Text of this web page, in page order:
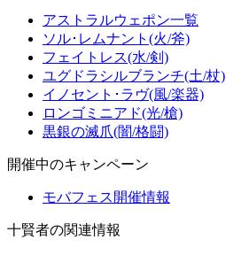
アストラルウェポン一覧
ソル･レムナント(火/斧)
フェイトレス(水/剣)
ユグドラシルブランチ(土/杖)
イノセント･ラヴ(風/楽器)
ロンゴミニアド(光/槍)
黒銀の滅爪(闇/格闘)
開催中のキャンペーン
モバフェス開催情報
十賢者の関連情報